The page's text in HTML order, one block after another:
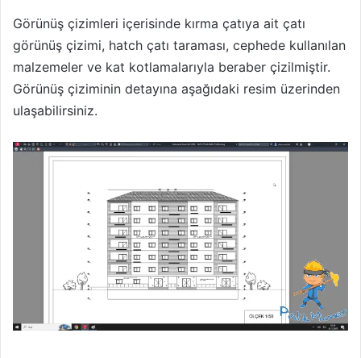
Görünüş çizimleri içerisinde kırma çatıya ait çatı
görünüş çizimi, hatch çatı taraması, cephede kullanılan
malzemeler ve kat kotlamalarıyla beraber çizilmiştir.
Görünüş çiziminin detayına aşağıdaki resim üzerinden
ulaşabilirsiniz.